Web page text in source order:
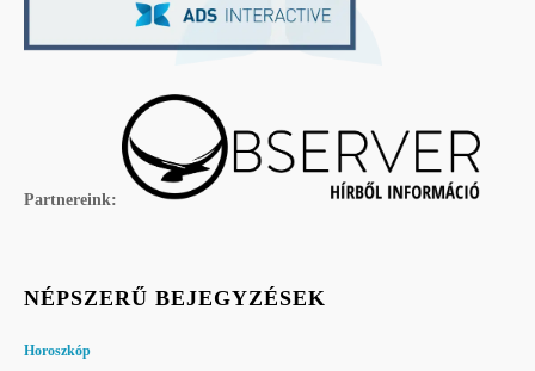
Partnereink:
NÉPSZERŰ BEJEGYZÉSEK
Horoszkóp